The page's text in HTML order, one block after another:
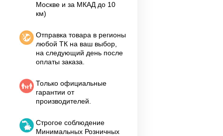
Москве и за МКАД до 10
км)
Отправка товара в регионы
любой ТК на ваш выбор,
на следующий день после
оплаты заказа.
Только официальные
гарантии от
производителей.
Строгое соблюдение
Минимальных Розничных